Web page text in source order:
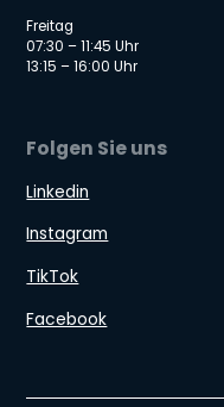
Freitag
07:30 – 11:45 Uhr
13:15 – 16:00 Uhr
Folgen Sie uns
Linkedin
Instagram
TikTok
Facebook